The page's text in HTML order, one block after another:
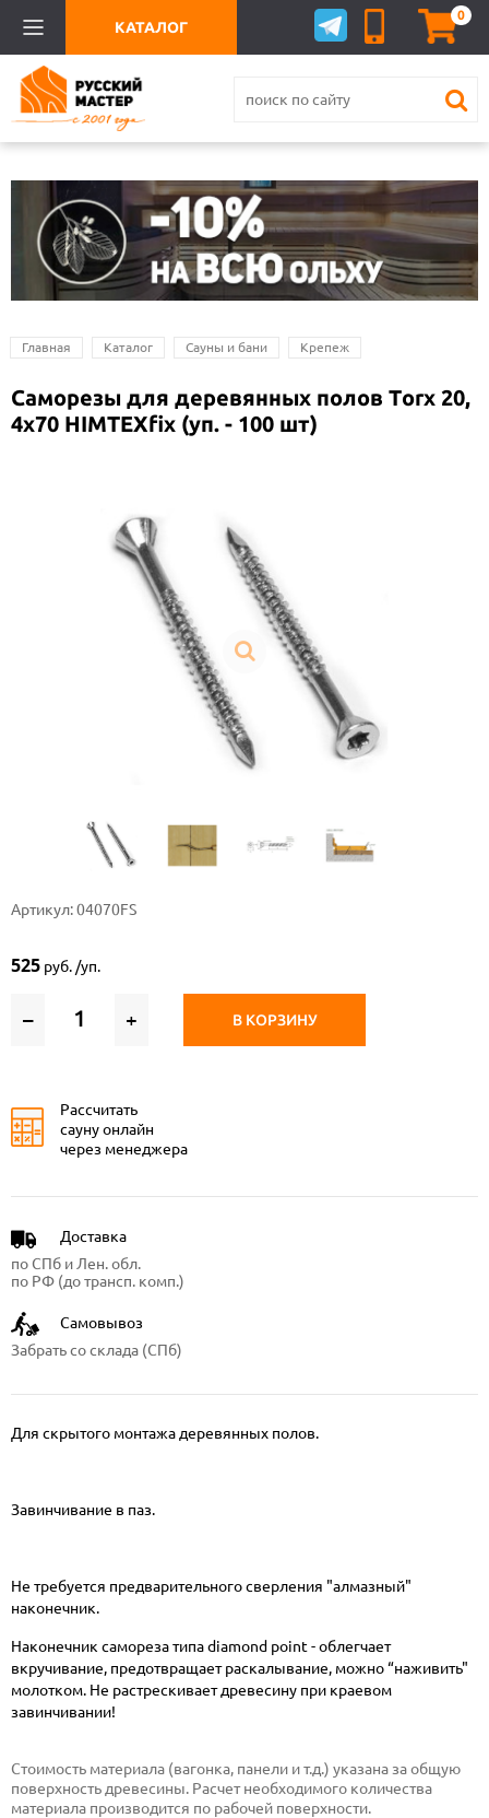
0
КАТАЛОГ
Главная Каталог Сауны и бани Крепеж
Саморезы для деревянных полов Тorx 20,
4х70 HIMTEXfix (уп. - 100 шт)
Артикул: 04070FS
525 руб. /уп.
– + В КОРЗИНУ
Рассчитать
сауну онлайн
через менеджера
Доставка
по СПб и Лен. обл.
по РФ (до трансп. комп.)
Самовывоз
Забрать со склада (СПб)
Для скрытого монтажа деревянных полов.
Завинчивание в паз.
Не требуется предварительного сверления "алмазный"
наконечник.
Наконечник самореза типа diamond point - облегчает
вкручивание, предотвращает раскалывание, можно “наживить"
молотком. Не растрескивает древесину при краевом
завинчивании!
Стоимость материала (вагонка, панели и т.д.) указана за общую
поверхность древесины. Расчет необходимого количества
материала производится по рабочей поверхности.